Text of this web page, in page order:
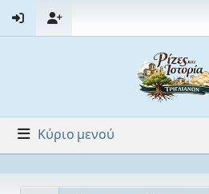
Κύριο μενού